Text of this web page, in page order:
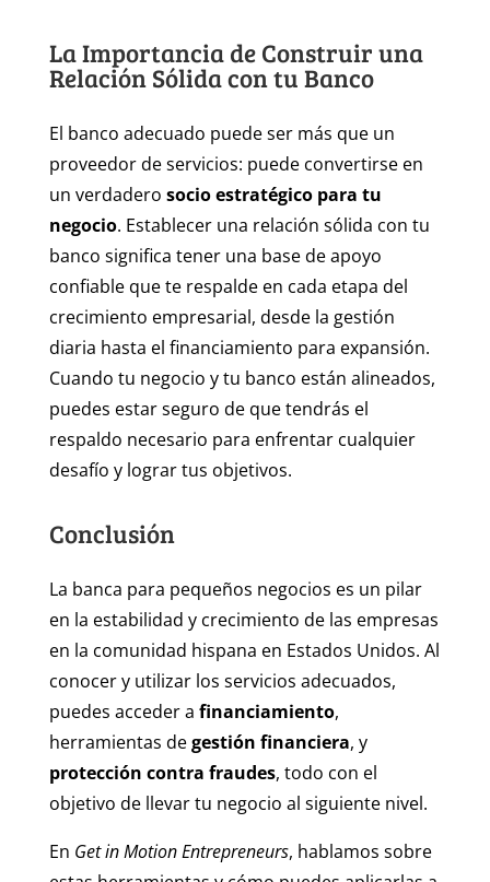
La Importancia de Construir una
Relación Sólida con tu Banco
El banco adecuado puede ser más que un
proveedor de servicios: puede convertirse en
un verdadero socio estratégico para tu
negocio. Establecer una relación sólida con tu
banco significa tener una base de apoyo
confiable que te respalde en cada etapa del
crecimiento empresarial, desde la gestión
diaria hasta el financiamiento para expansión.
Cuando tu negocio y tu banco están alineados,
puedes estar seguro de que tendrás el
respaldo necesario para enfrentar cualquier
desafío y lograr tus objetivos.
Conclusión
La banca para pequeños negocios es un pilar
en la estabilidad y crecimiento de las empresas
en la comunidad hispana en Estados Unidos. Al
conocer y utilizar los servicios adecuados,
puedes acceder a financiamiento,
herramientas degestión financiera, y
protección contra fraudes, todo con el
objetivo de llevar tu negocio al siguiente nivel.
En Get in Motion Entrepreneurs, hablamos sobre